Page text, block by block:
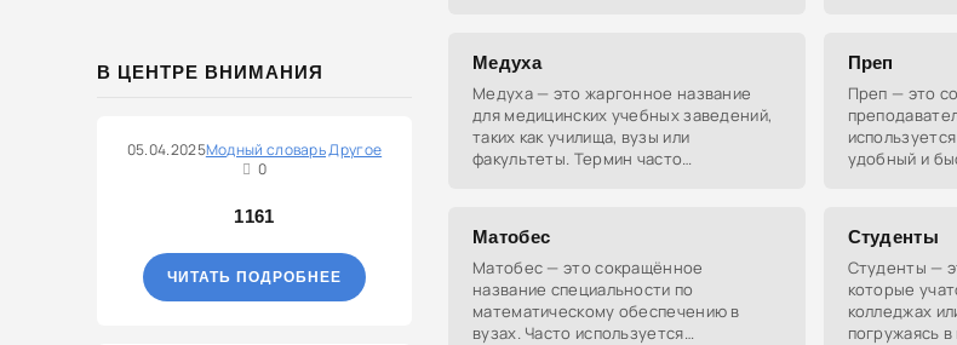
В ЦЕНТРЕ ВНИМАНИЯ
05.04.2025Модный словарьДругое
0
1161
ЧИТАТЬ ПОДРОБНЕЕ
Медуха
Медуха — это жаргонное название
для медицинских учебных заведений,
таких как училища, вузы или
факультеты. Термин часто
Преп
Преп — это
удобный и
Матобес
Матобес — это сокращённое
название специальности по
математическому обеспечению в
вузах. Часто используется
Студенты
Студенты —
которые
колледжах
погружаясь